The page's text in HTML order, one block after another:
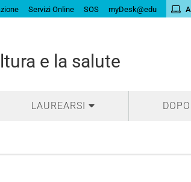
Servizi Online SOS myDesk@edu
e la salute
LAUREARSI